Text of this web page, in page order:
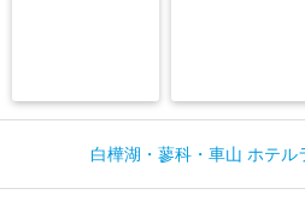
白樺湖・蓼科・車山 ホテル